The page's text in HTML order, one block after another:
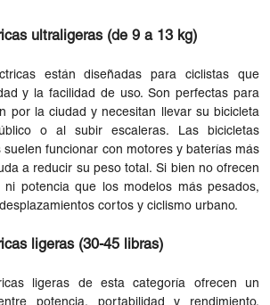
ultraligeras (de 9 a 13 kg)
están diseñadas para ciclistas que
y la facilidad de uso. Son perfectas para
por la ciudad y necesitan llevar su bicicleta
o al subir escaleras. Las bicicletas
suelen funcionar con motores y baterías más
a reducir su peso total. Si bien no ofrecen
ni potencia que los modelos más pesados,
cortos y ciclismo urbano.
ligeras (30-45 libras)
ligeras de esta categoría ofrecen un
potencia, portabilidad y rendimiento.